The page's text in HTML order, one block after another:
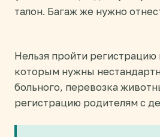
талон. Багаж же нужно
Нельзя пройти
которым нужны
больного, перевозка
регистрацию родителям с